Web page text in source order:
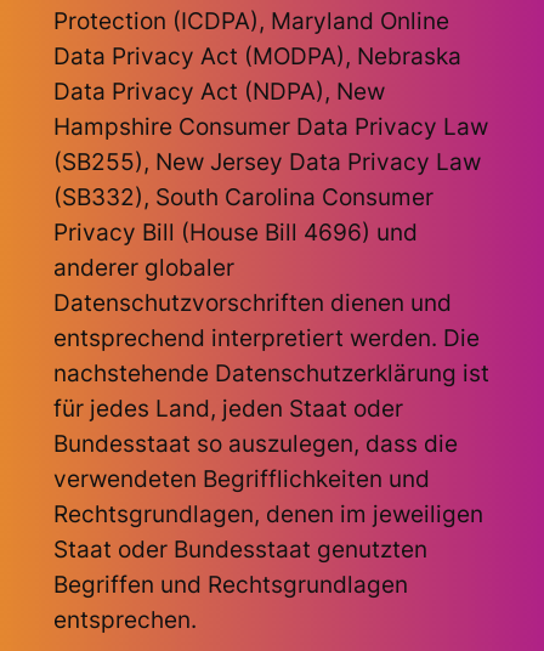
Protection (ICDPA), Maryland Online
Data Privacy Act (MODPA), Nebraska
Data Privacy Act (NDPA), New
Hampshire Consumer Data Privacy Law
(SB255), New Jersey Data Privacy Law
(SB332), South Carolina Consumer
Privacy Bill (House Bill 4696) und
anderer globaler
Datenschutzvorschriften dienen und
entsprechend interpretiert werden. Die
nachstehende Datenschutzerklärung ist
für jedes Land, jeden Staat oder
Bundesstaat so auszulegen, dass die
verwendeten Begrifflichkeiten und
Rechtsgrundlagen, denen im jeweiligen
Staat oder Bundesstaat genutzten
Begriffen und Rechtsgrundlagen
entsprechen.